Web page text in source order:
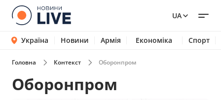
UA
Україна Новини Армія Економіка Спорт
Головна Контекст Оборонпром
Оборонпром